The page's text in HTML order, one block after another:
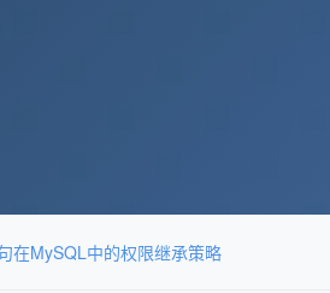
在MySQL中的权限继承策略